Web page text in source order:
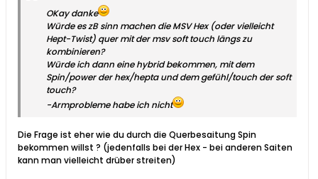
OKay danke
Würde es zB sinn machen die MSV Hex (oder vielleicht
Hept-Twist) quer mit der msv soft touch längs zu
kombinieren?
Würde ich dann eine hybrid bekommen, mit dem
Spin/power der hex/hepta und dem gefühl/touch der soft
touch?
-Armprobleme habe ich nicht
Die Frage ist eher wie du durch die Querbesaitung Spin
bekommen willst ? (jedenfalls bei der Hex - bei anderen Saiten
kann man vielleicht drüber streiten)